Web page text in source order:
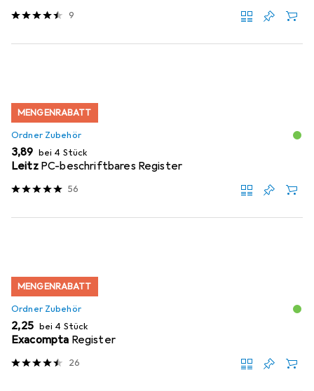
9
MENGENRABATT
Ordner Zubehör
EUR
3,89 bei 4 Stück
Leitz PC-beschriftbares Register
56
MENGENRABATT
Ordner Zubehör
EUR
2,25 bei 4 Stück
Exacompta Register
26